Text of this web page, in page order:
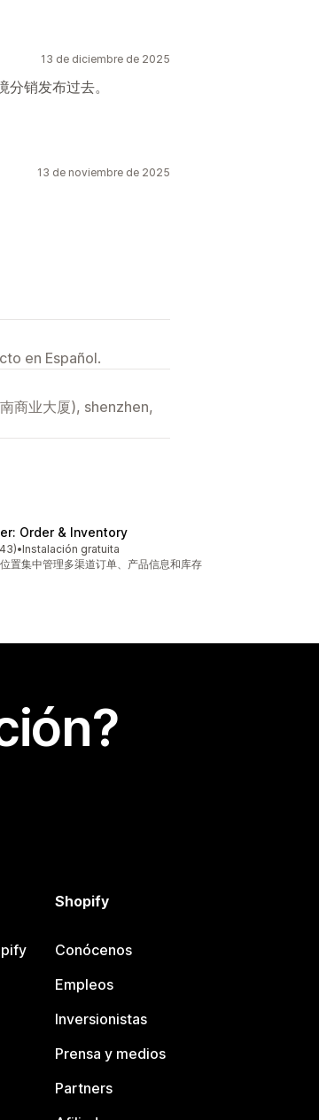
13 de diciembre de 2025
销发布过去。
13 de noviembre de 2025
en Español.
商业大厦), shenzhen,
Order & Inventory
estrellas
en total
•Instalación gratuita
置集中管理多渠道订单、产品信息和库存
Shopify
Conócenos
Empleos
Inversionistas
Prensa y medios
Partners